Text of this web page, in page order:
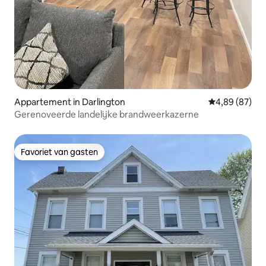
Appartement in Darlington Gemiddelde
4,89 (87)
Gerenoveerde landelijke brandweerkazerne
Favoriet van gasten
Favoriet van gasten